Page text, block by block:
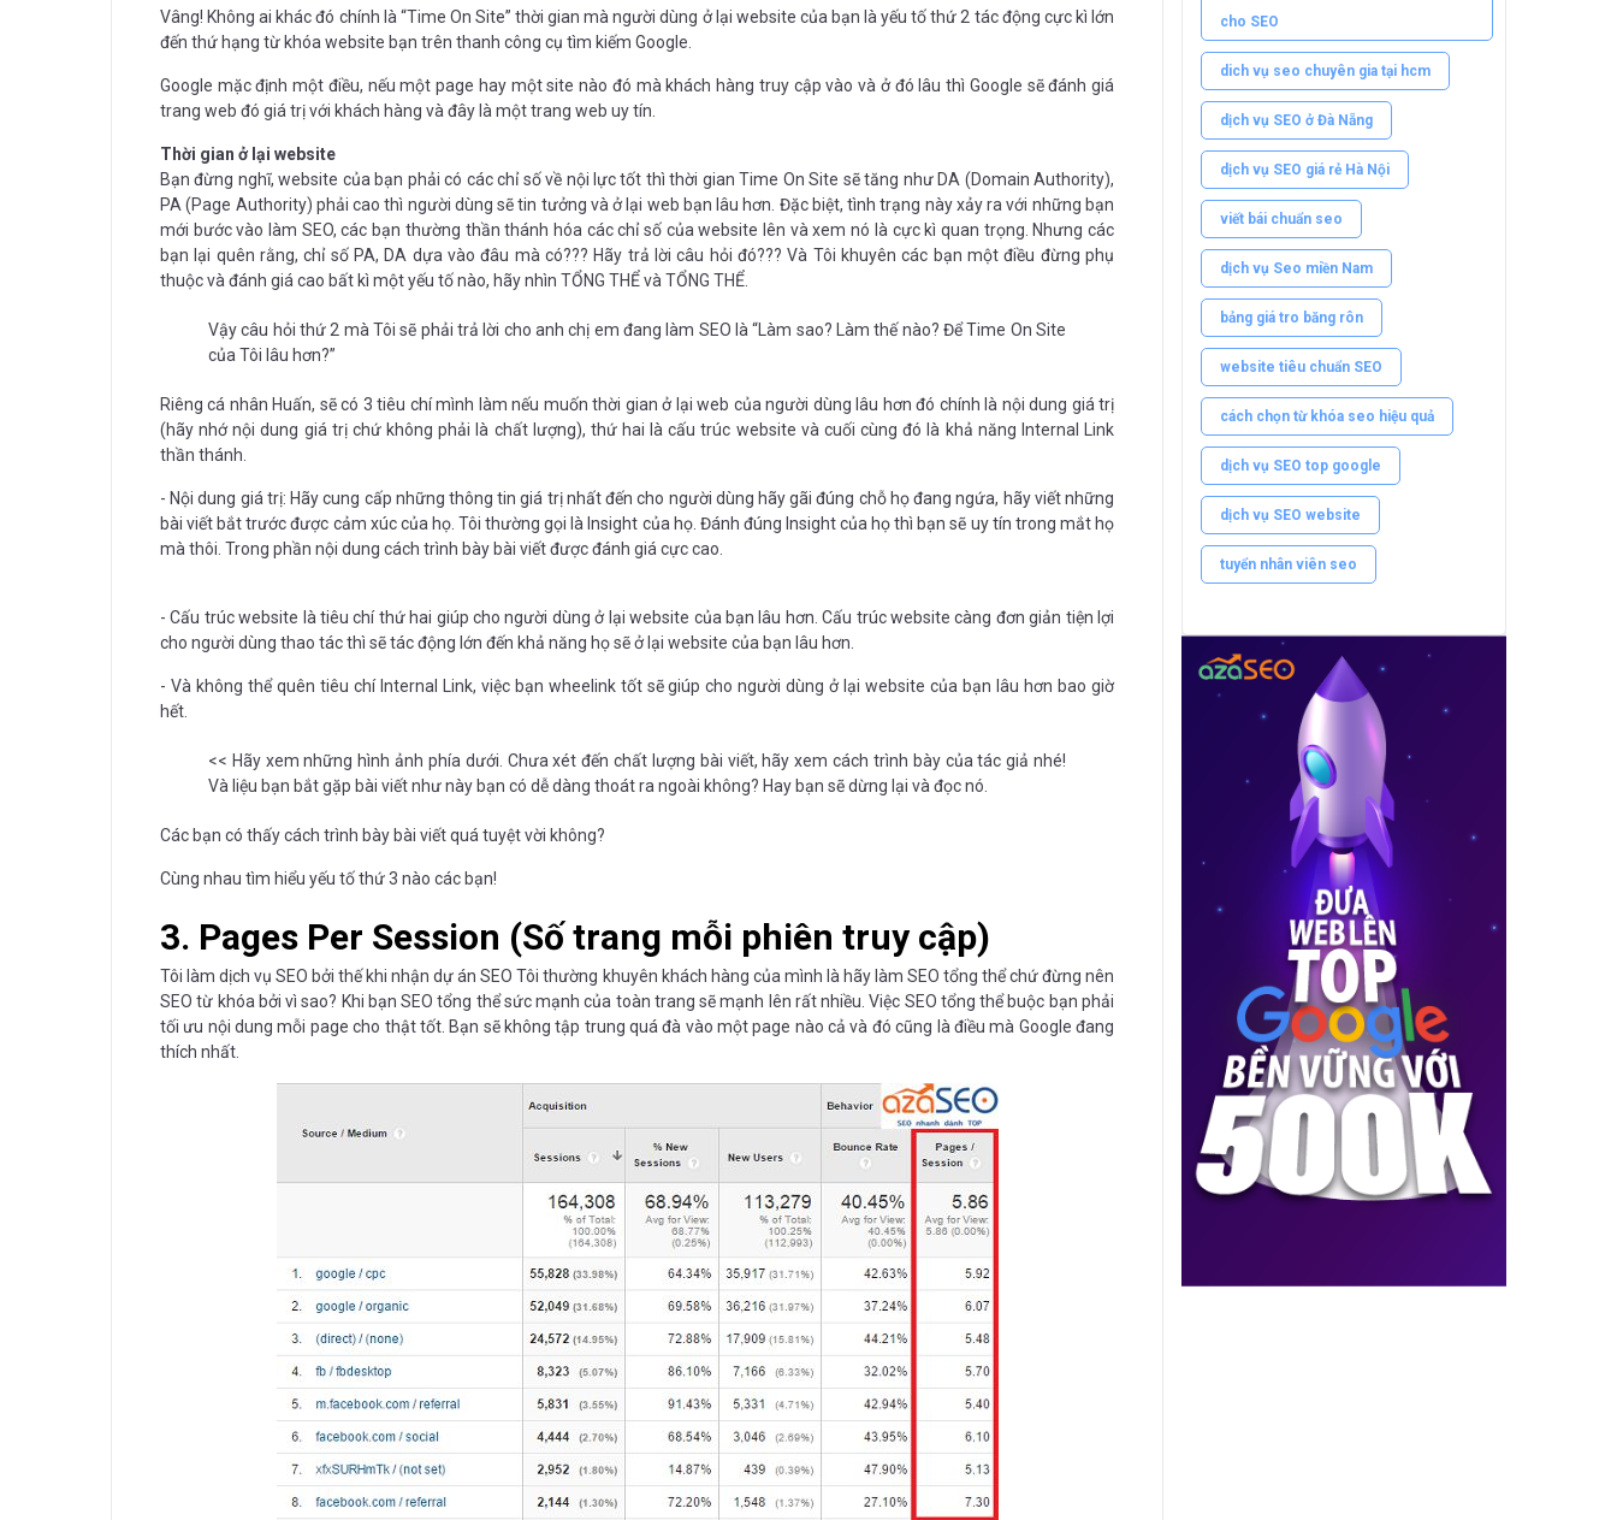
Vâng! Không ai khác đó chính là “Time On Site” thời gian mà người dùng ở lại website của bạn là yếu tố thứ 2 tác động cực kì lớn
đến thứ hạng từ khóa website bạn trên thanh công cụ tìm kiếm Google.
Google mặc định một điều, nếu một page hay một site nào đó mà khách hàng truy cập vào và ở đó lâu thì Google sẽ đánh giá
trang web đó giá trị với khách hàng và đây là một trang web uy tín.
Thời gian ở lại website
Bạn đừng nghĩ, website của bạn phải có các chỉ số về nội lực tốt thì thời gian Time On Site sẽ tăng như DA (Domain Authority),
PA (Page Authority) phải cao thì người dùng sẽ tin tưởng và ở lại web bạn lâu hơn. Đặc biệt, tình trạng này xảy ra với những bạn
mới bước vào làm SEO, các bạn thường thần thánh hóa các chỉ số của website lên và xem nó là cực kì quan trọng. Nhưng các
bạn lại quên rằng, chỉ số PA, DA dựa vào đâu mà có??? Hãy trả lời câu hỏi đó??? Và Tôi khuyên các bạn một điều đừng phụ
thuộc và đánh giá cao bất kì một yếu tố nào, hãy nhìn TỔNG THỂ và TỔNG THỂ.
Vậy câu hỏi thứ 2 mà Tôi sẽ phải trả lời cho anh chị em đang làm SEO là “Làm sao? Làm thế nào? Để Time On Site
của Tôi lâu hơn?”
Riêng cá nhân Huấn, sẽ có 3 tiêu chí mình làm nếu muốn thời gian ở lại web của người dùng lâu hơn đó chính là nội dung giá trị
(hãy nhớ nội dung giá trị chứ không phải là chất lượng), thứ hai là cấu trúc website và cuối cùng đó là khả năng Internal Link
thần thánh.
- Nội dung giá trị: Hãy cung cấp những thông tin giá trị nhất đến cho người dùng hãy gãi đúng chỗ họ đang ngứa, hãy viết những
bài viết bắt trước được cảm xúc của họ. Tôi thường gọi là Insight của họ. Đánh đúng Insight của họ thì bạn sẽ uy tín trong mắt họ
mà thôi. Trong phần nội dung cách trình bày bài viết được đánh giá cực cao.
- Cấu trúc website là tiêu chí thứ hai giúp cho người dùng ở lại website của bạn lâu hơn. Cấu trúc website càng đơn giản tiện lợi
cho người dùng thao tác thì sẽ tác động lớn đến khả năng họ sẽ ở lại website của bạn lâu hơn.
- Và không thể quên tiêu chí Internal Link, việc bạn wheelink tốt sẽ giúp cho người dùng ở lại website của bạn lâu hơn bao giờ
hết.
<< Hãy xem những hình ảnh phía dưới. Chưa xét đến chất lượng bài viết, hãy xem cách trình bày của tác giả nhé!
Và liệu bạn bắt gặp bài viết như này bạn có dễ dàng thoát ra ngoài không? Hay bạn sẽ dừng lại và đọc nó.
Các bạn có thấy cách trình bày bài viết quá tuyệt vời không?
Cùng nhau tìm hiểu yếu tố thứ 3 nào các bạn!
3. Pages Per Session (Số trang mỗi phiên truy cập)
Tôi làm dịch vụ SEO bởi thế khi nhận dự án SEO Tôi thường khuyên khách hàng của mình là hãy làm SEO tổng thể chứ đừng nên
SEO từ khóa bởi vì sao? Khi bạn SEO tổng thể sức mạnh của toàn trang sẽ mạnh lên rất nhiều. Việc SEO tổng thể buộc bạn phải
tối ưu nội dung mỗi page cho thật tốt. Bạn sẽ không tập trung quá đà vào một page nào cả và đó cũng là điều mà Google đang
thích nhất.
cho SEO
dich vụ seo chuyên gia tại hcm
dịch vụ SEO ở Đà Nẵng
dịch vụ SEO giá rẻ Hà Nội
viết bái chuẩn seo
dịch vụ Seo miền Nam
bảng giá tro băng rôn
website tiêu chuẩn SEO
cách chọn từ khóa seo hiệu quả
dịch vụ SEO top google
dịch vụ SEO website
tuyển nhân viên seo